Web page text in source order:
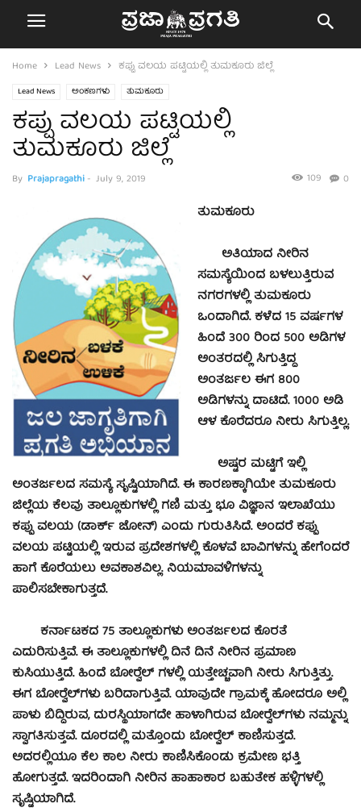
Home Lead News ಕಪ್ಪು ವಲಯ ಪಟ್ಟಿಯಲ್ಲಿ ತುಮಕೂರು ಜಿಲ್ಲೆ
Lead News ಅಂಕಣಗಳು ತುಮಕೂರು
ಕಪ್ಪು ವಲಯ ಪಟ್ಟಿಯಲ್ಲಿ
ತುಮಕೂರು ಜಿಲ್ಲೆ
By Prajapragathi- July 9, 2019 0
109
ತುಮಕೂರು
ಅತಿಯಾದ ನೀರಿನ
ಸಮಸ್ಯೆಯಿಂದ ಬಳಲುತ್ತಿರುವ
ನಗರಗಳಲ್ಲಿ ತುಮಕೂರು
ಒಂದಾಗಿದೆ. ಕಳೆದ 15 ವರ್ಷಗಳ
ಹಿಂದೆ 300 ರಿಂದ 500 ಅಡಿಗಳ
ಅಂತರದಲ್ಲಿ ಸಿಗುತ್ತಿದ್ದ
ಅಂತರ್ಜಲ ಈಗ 800
ಅಡಿಗಳನ್ನು ದಾಟಿದೆ. 1000 ಅಡಿ
ಆಳ ಕೊರೆದರೂ ನೀರು ಸಿಗುತ್ತಿಲ್ಲ.
ಅಷ್ಟರ ಮಟ್ಟಿಗೆ ಇಲ್ಲಿ
ಅಂತರ್ಜಲದ ಸಮಸ್ಯೆ ಸೃಷ್ಟಿಯಾಗಿದೆ. ಈ ಕಾರಣಕ್ಕಾಗಿಯೇ ತುಮಕೂರು
ಜಿಲ್ಲೆಯ ಕೆಲವು ತಾಲ್ಲೂಕುಗಳಲ್ಲಿ ಗಣಿ ಮತ್ತು ಭೂ ವಿಜ್ಞಾನ ಇಲಾಖೆಯು
ಕಪ್ಪು ವಲಯ (ಡಾರ್ಕ್ ಜೋನ್) ಎಂದು ಗುರುತಿಸಿದೆ. ಅಂದರೆ ಕಪ್ಪು
ವಲಯ ಪಟ್ಟಿಯಲ್ಲಿ ಇರುವ ಪ್ರದೇಶಗಳಲ್ಲಿ ಕೊಳವೆ ಬಾವಿಗಳನ್ನು ಹೇಗೆಂದರೆ
ಹಾಗೆ ಕೊರೆಯಲು ಅವಕಾಶವಿಲ್ಲ. ನಿಯಮಾವಳಿಗಳನ್ನು
ಪಾಲಿಸಬೇಕಾಗುತ್ತದೆ.
ಕರ್ನಾಟಕದ 75 ತಾಲ್ಲೂಕುಗಳು ಅಂತರ್ಜಲದ ಕೊರತೆ
ಎದುರಿಸುತ್ತಿವೆ. ಈ ತಾಲ್ಲೂಕುಗಳಲ್ಲಿ ದಿನೆ ದಿನೆ ನೀರಿನ ಪ್ರಮಾಣ
ಕುಸಿಯುತ್ತಿದೆ. ಹಿಂದೆ ಬೋರ್‍ವೆಲ್ ಗಳಲ್ಲಿ ಯತ್ತೇಚ್ಚವಾಗಿ ನೀರು ಸಿಗುತ್ತಿತ್ತು.
ಈಗ ಬೋರ್‍ವೆಲ್‍ಗಳು ಬರಿದಾಗುತ್ತಿವೆ. ಯಾವುದೇ ಗ್ರಾಮಕ್ಕೆ ಹೋದರೂ ಅಲ್ಲಿ
ಪಾಳು ಬಿದ್ದಿರುವ, ದುರಸ್ಥಿಯಾಗದೇ ಹಾಳಾಗಿರುವ ಬೋರ್‍ವೆಲ್‍ಗಳು ನಮ್ಮನ್ನು
ಸ್ವಾಗತಿಸುತ್ತವೆ. ದೂರದಲ್ಲಿ ಮತ್ತೊಂದು ಬೋರ್‍ವೆಲ್ ಕಾಣಿಸುತ್ತದೆ.
ಅದರಲ್ಲಿಯೂ ಕೆಲ ಕಾಲ ನೀರು ಕಾಣಿಸಿಕೊಂಡು ಕ್ರಮೇಣ ಭತ್ತಿ
ಹೋಗುತ್ತದೆ. ಇದರಿಂದಾಗಿ ನೀರಿನ ಹಾಹಾಕಾರ ಬಹುತೇಕ ಹಳ್ಳಿಗಳಲ್ಲಿ
ಸೃಷ್ಟಿಯಾಗಿದೆ.